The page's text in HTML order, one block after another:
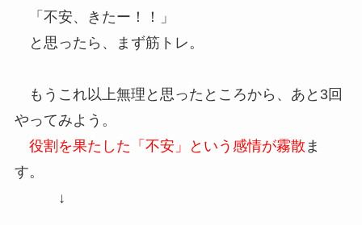
「不安、きたー！！」
と思ったら、まず筋トレ。
もうこれ以上無理と思ったところから、あと3回
やってみよう。
役割を果たした「不安」という感情が霧散 ま
す。
↓